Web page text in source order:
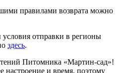
правилами возврата можно
отправки в регионы
здесь.
Питомника «Мартин-сад»!
и время, поэтому